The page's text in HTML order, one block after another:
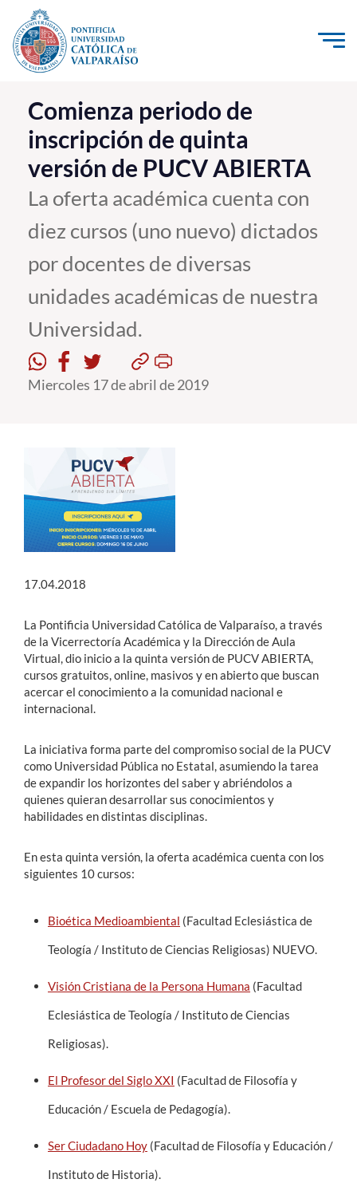
Click acá para ir directamente al contenido
La Universidad
Investigación, Creación e Innovación
PUCV Internacional
Vinculación con el Medio
Admisión
Pregrado
Formación Continua
Funcionarios
Alumni
English
Comienza periodo de
inscripción de quinta
versión de PUCV ABIERTA
La oferta académica cuenta con
diez cursos (uno nuevo) dictados
por docentes de diversas
unidades académicas de nuestra
Universidad.
Miercoles 17 de abril de 2019
17.04.2018
La Pontificia Universidad Católica de Valparaíso, a través
de la Vicerrectoría Académica y la Dirección de Aula
Virtual, dio inicio a la quinta versión de PUCV ABIERTA,
cursos gratuitos, online, masivos y en abierto que buscan
acercar el conocimiento a la comunidad nacional e
internacional.
La iniciativa forma parte del compromiso social de la PUCV
como Universidad Pública no Estatal, asumiendo la tarea
de expandir los horizontes del saber y abriéndolos a
quienes quieran desarrollar sus conocimientos y
habilidades en distintas disciplinas.
En esta quinta versión, la oferta académica cuenta con los
siguientes 10 cursos:
Bioética Medioambiental (Facultad Eclesiástica de
Teología / Instituto de Ciencias Religiosas) NUEVO.
Visión Cristiana de la Persona Humana (Facultad
Eclesiástica de Teología / Instituto de Ciencias
Religiosas).
El Profesor del Siglo XXI (Facultad de Filosofía y
Educación / Escuela de Pedagogía).
Ser Ciudadano Hoy (Facultad de Filosofía y Educación /
Instituto de Historia).